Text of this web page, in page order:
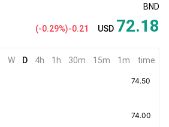
BND
72.18
USD
-0.21
(-0.29%)
time
1m
15m
30m
1h
4h
D
W